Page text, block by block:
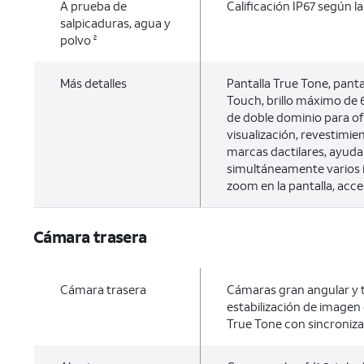
A prueba de
salpicaduras, agua y
polvo 2
Calificación IP67 según
Más detalles
Pantalla True Tone,
Touch, brillo máximo de
de doble dominio para
visualización,
marcas dactilares,
simultáneamente varios
zoom en la pantalla,
Cámara trasera
Cámara trasera
Cámaras gran angular y
estabilización de
True Tone con